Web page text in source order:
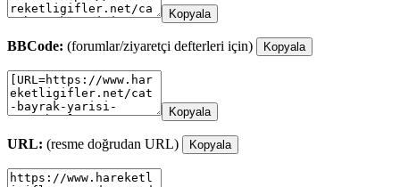
Kopyala
BBCode: (forumlar/ziyaretçi defterleri için) Kopyala
Kopyala
URL: (resme doğrudan URL) Kopyala